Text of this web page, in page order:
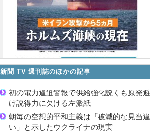
新聞 TV 週刊誌のほかの記事
初の電力逼迫警報で供給強化説くも原発避
け説得力に欠ける左派紙
朝毎の空想的平和主義は「破滅的な見当違
い」と示したウクライナの現実